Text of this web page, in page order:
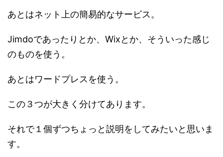
あとはネット上の簡易的なサービス。
Jimdoであったりとか、Wixとか、そういった感じ
のものを使う。
あとはワードプレスを使う。
この３つが大きく分けてあります。
それで１個ずつちょっと説明をしてみたいと思いま
す。